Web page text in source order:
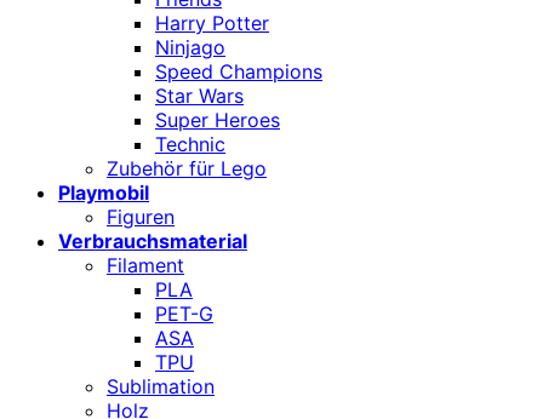
Harry Potter
Ninjago
Speed Champions
Star Wars
Super Heroes
Technic
Zubehör für Lego
Playmobil
Figuren
Verbrauchsmaterial
Filament
PLA
PET-G
ASA
TPU
Sublimation
Holz